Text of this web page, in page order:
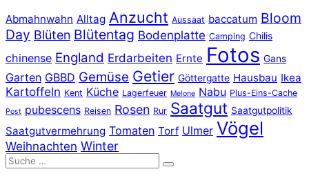
Abmahnwahn Alltag Anzucht Aussaat baccatum Bloom
Day Blüten Blütentag Bodenplatte Camping Chilis
chinense England Erdarbeiten Ernte Fotos Gans
Garten GBBD Gemüse Getier Göttergatte Hausbau Ikea
Kartoffeln Kent Küche Lagerfeuer Melone Nabu Plus-Eins-Cache
Post pubescens Reisen Rosen Rur Saatgut Saatgutpolitik
Saatgutvermehrung Tomaten Torf Ulmer Vögel
Weihnachten Winter
Suche
Suchen